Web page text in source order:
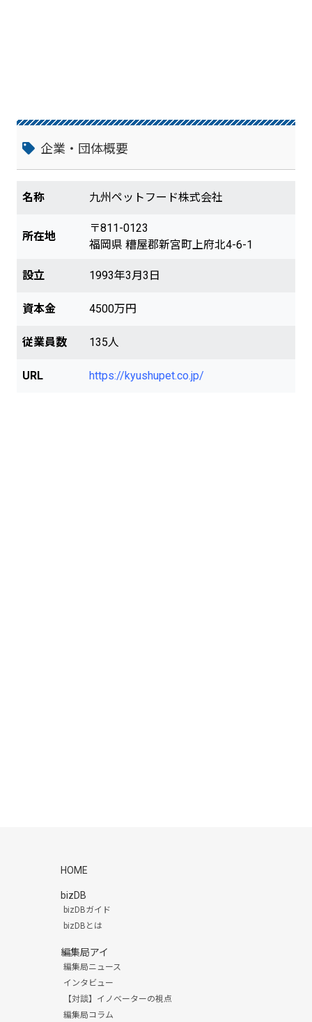
企業・団体概要
名称 九州ペットフード株式会社
所在地
〒811-0123
福岡県 糟屋郡新宮町上府北4-6-1
設立 1993年3月3日
資本金 4500万円
従業員数 135人
URL https://kyushupet.co.jp/
HOME
bizDB
bizDBガイド
bizDBとは
編集局アイ
編集局ニュース
インタビュー
【対談】イノベーターの視点
編集局コラム